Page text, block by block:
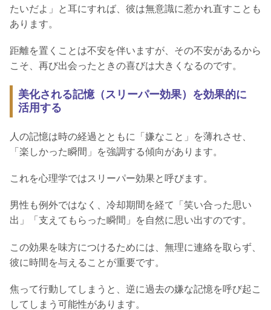
たいだよ」と耳にすれば、彼は無意識に惹かれ直すことも
あります。
距離を置くことは不安を伴いますが、その不安があるから
こそ、再び出会ったときの喜びは大きくなるのです。
美化される記憶（スリーパー効果）を効果的に
活用する
人の記憶は時の経過とともに「嫌なこと」を薄れさせ、
「楽しかった瞬間」を強調する傾向があります。
これを心理学ではスリーパー効果と呼びます。
男性も例外ではなく、冷却期間を経て「笑い合った思い
出」「支えてもらった瞬間」を自然に思い出すのです。
この効果を味方につけるためには、無理に連絡を取らず、
彼に時間を与えることが重要です。
焦って行動してしまうと、逆に過去の嫌な記憶を呼び起こ
してしまう可能性があります。